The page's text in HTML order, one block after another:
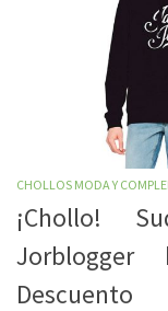
CHOLLOS MODA Y
¡Chollo!
Descuento